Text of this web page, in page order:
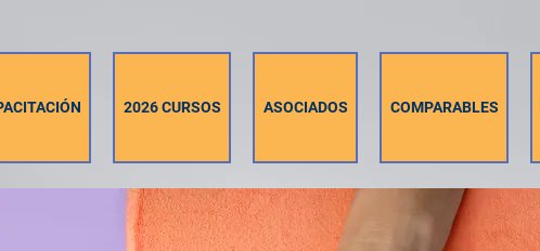
2026 CURSOS ASOCIADOS COMPARABLES